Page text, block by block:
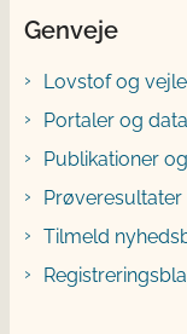
Genveje
Lovstof og
Portaler og
Publikationer
Prøveresultater
Tilmeld